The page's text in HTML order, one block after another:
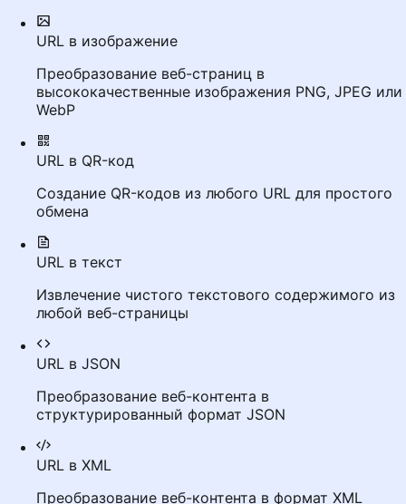
URL в изображение
Преобразование веб-страниц в
высококачественные изображения PNG, JPEG или
WebP
URL в QR-код
Создание QR-кодов из любого URL для простого
обмена
URL в текст
Извлечение чистого текстового содержимого из
любой веб-страницы
URL в JSON
Преобразование веб-контента в
структурированный формат JSON
URL в XML
Преобразование веб-контента в формат XML